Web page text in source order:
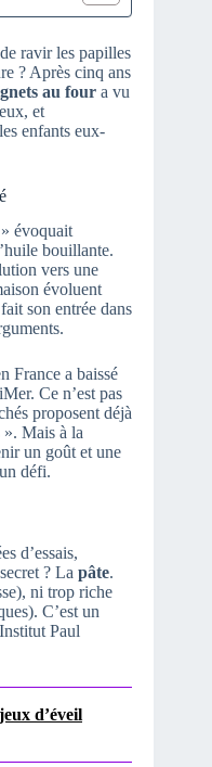
ravir les papilles
? Après cinq ans
au four a vu
et
enfants eux-
évoquait
bouillante.
vers une
évoluent
fait son entrée dans
France a baissé
Ce n’est pas
proposent déjà
». Mais à la
un goût et une
défi.
d’essais,
? La pâte.
ni trop riche
C’est un
Paul
d’éveil